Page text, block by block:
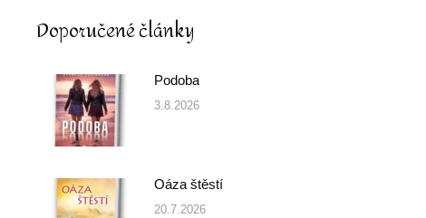
Doporučené články
Podoba
3.8.2026
Oáza štěstí
20.7.2026